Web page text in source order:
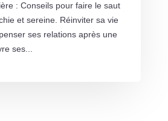
: Conseils pour faire le saut
et sereine. Réinviter sa vie
ses relations après une
ses...